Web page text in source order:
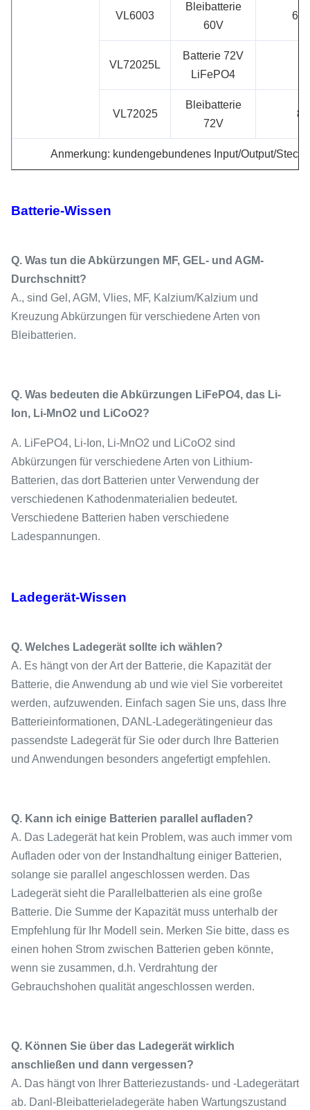
VL6003
Bleibatterie
60V
VL72025L
Batterie 72V
LiFePO4
VL72025
Bleibatterie
72V
Anmerkung: kundengebundenes Input/Output/
Batterie-Wissen
Q. Was tun die Abkürzungen MF, GEL- und AGM-
Durchschnitt?
A., sind Gel, AGM, Vlies, MF, Kalzium/Kalzium und
Kreuzung Abkürzungen für verschiedene Arten von
Bleibatterien.
Q. Was bedeuten die Abkürzungen LiFePO4, das Li-
Ion, Li-MnO2 und LiCoO2?
A. LiFePO4, Li-Ion, Li-MnO2 und LiCoO2 sind
Abkürzungen für verschiedene Arten von Lithium-
Batterien, das dort Batterien unter Verwendung der
verschiedenen Kathodenmaterialien bedeutet.
Verschiedene Batterien haben verschiedene
Ladespannungen.
Ladegerät-Wissen
Q. Welches Ladegerät sollte ich wählen?
A. Es hängt von der Art der Batterie, die Kapazität der
Batterie, die Anwendung ab und wie viel Sie vorbereitet
werden, aufzuwenden. Einfach sagen Sie uns, dass Ihre
Batterieinformationen, DANL-Ladegerätingenieur das
passendste Ladegerät für Sie oder durch Ihre Batterien
und Anwendungen besonders angefertigt empfehlen.
Q. Kann ich einige Batterien parallel aufladen?
A. Das Ladegerät hat kein Problem, was auch immer vom
Aufladen oder von der Instandhaltung einiger Batterien,
solange sie parallel angeschlossen werden. Das
Ladegerät sieht die Parallelbatterien als eine große
Batterie. Die Summe der Kapazität muss unterhalb der
Empfehlung für Ihr Modell sein. Merken Sie bitte, dass es
einen hohen Strom zwischen Batterien geben könnte,
wenn sie zusammen, d.h. Verdrahtung der
Gebrauchshohen qualität angeschlossen werden.
Q. Können Sie über das Ladegerät wirklich
anschließen und dann vergessen?
A. Das hängt von Ihrer Batteriezustands- und -Ladegerätart
ab. Danl-Bleibatterieladegeräte haben Wartungszustand